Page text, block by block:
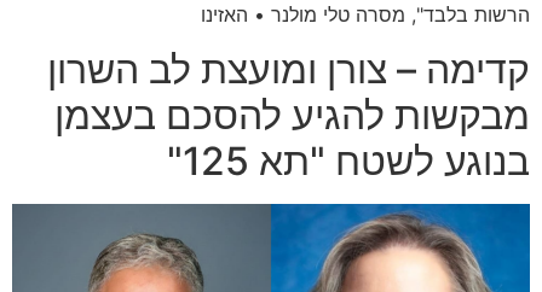
הרשות בלבד", מסרה טלי מולנר • האזינו
קדימה – צורן ומועצת לב השרון
מבקשות להגיע להסכם בעצמן
בנוגע לשטח "תא 125"